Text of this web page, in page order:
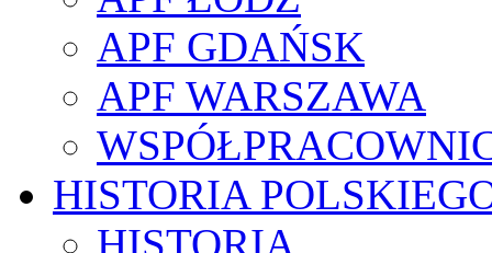
APF GDAŃSK
APF WARSZAWA
HISTORIA
HISTORIA